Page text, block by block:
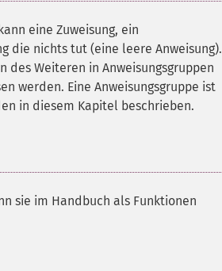
eine Zuweisung, ein
die nichts tut (eine leere Anweisung).
des Weiteren in Anweisungsgruppen
werden. Eine Anweisungsgruppe ist
in diesem Kapitel beschrieben.
sie im Handbuch als Funktionen